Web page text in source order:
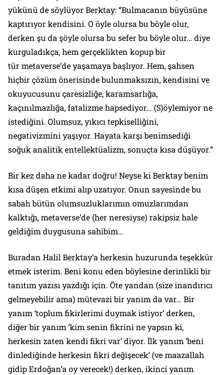
yükünü de söylüyor Berktay: “Bulmacanın büyüsüne
kaptırıyor kendisini. O öyle olursa bu böyle olur,
derken şu da şöyle olursa bu sefer bu böyle olur… diye
kurguladıkça, hem gerçeklikten kopup bir
türmetaverse’de yaşamaya başlıyor. Hem, şahsen
hiçbir çözüm önerisinde bulunmaksızın, kendisini ve
okuyucusunu çaresizliğe, karamsarlığa,
kaçınılmazlığa, fatalizme hapsediyor… (S)öylemiyor ne
istediğini. Olumsuz, yıkıcı tepkiselliğini,
negativizmini yaşıyor. Hayata karşı benimsediği
soğuk analitik entellektüalizm, sonuçta kısa düşüyor.”
Bir kez daha ne kadar doğru! Neyse ki Berktay benim
kısa düşen etkimi alıp uzatıyor. Onun sayesinde bu
sabah bütün olumsuzluklarımın omuzlarımdan
kalktığı, metaverse’de (her neresiyse) rakipsiz hale
geldiğim duygusuna sahibim…
Buradan Halil Berktay’a herkesin huzurunda teşekkür
etmek isterim. Beni konu eden böylesine derinlikli bir
tanıtım yazısı yazdığı için. Öte yandan (size inandırıcı
gelmeyebilir ama) mütevazi bir yanım da var… Bir
yanım ‘toplum fikirlerimi duymak istiyor’ derken,
diğer bir yanım ‘kim senin fikrini ne yapsın ki,
herkesin zaten kendi fikri var’ diyor. İlk yanım ‘beni
dinlediğinde herkesin fikri değişecek’ (ve maazallah
gidip Erdoğan’a oy verecek!) derken, ikinci yanım